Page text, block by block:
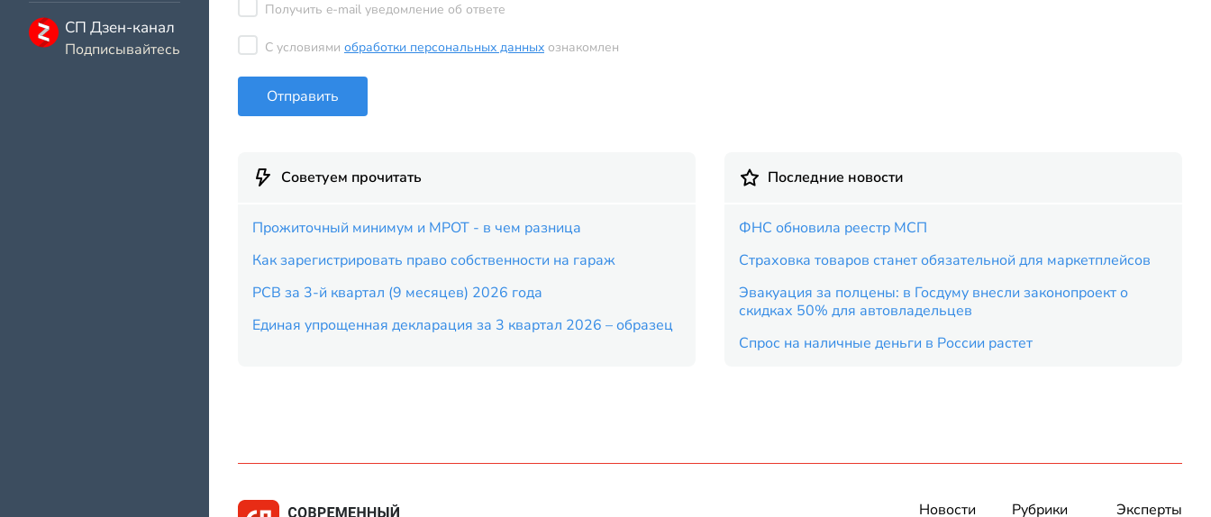
СП Дзен-канал
Подписывайтесь
Получить e-mail уведомление об ответе
С условиями обработки персональных данных ознакомлен
Отправить
Советуем прочитать
Прожиточный минимум и МРОТ - в чем разница
Как зарегистрировать право собственности на гараж
РСВ за 3-й квартал (9 месяцев) 2026 года
Единая упрощенная декларация за 3 квартал 2026 – образец
Последние новости
ФНС обновила реестр МСП
Страховка товаров станет обязательной для маркетплейсов
Эвакуация за полцены: в Госдуму внесли законопроект о
скидках 50% для автовладельцев
Спрос на наличные деньги в России растет
Новости Рубрики Эксперты